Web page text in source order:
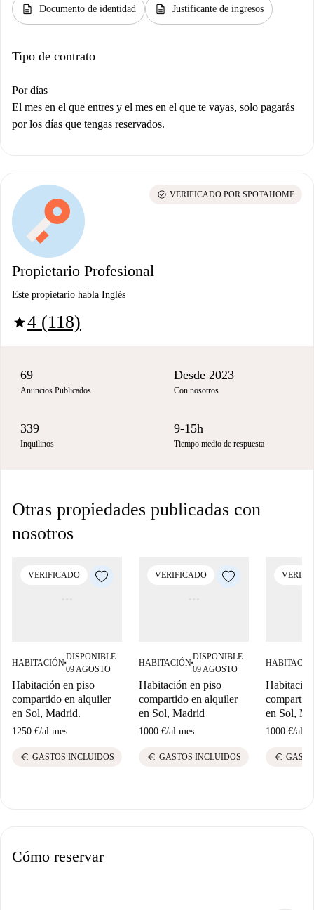
description Documento de identidad description Justificante de ingresos
Tipo de contrato
Por días
El mes en el que entres y el mes en el que te vayas, solo pagarás
por los días que tengas reservados.
Propietario Profesional
Este propietario habla Inglés
star4 (118)
check_circle VERIFICADO POR SPOTAHOME
69
Anuncios Publicados
Desde 2023
Con nosotros
339
Inquilinos
9-15h
Tiempo medio de respuesta
Otras propiedades publicadas con
nosotros
VERIFICADO
HABITACIÓN■
DISPONIBLE
09 AGOSTO
Habitación en piso
compartido en alquiler
en Sol, Madrid.
1250 €/al mes
euro GASTOS INCLUIDOS
VERIFICADO
HABITACIÓN■
DISPONIBLE
09 AGOSTO
Habitación en piso
compartido en alquiler
en Sol, Madrid
1000 €/al mes
euro GASTOS INCLUIDOS
en Sol,
1000 €/al
euro
Cómo reservar